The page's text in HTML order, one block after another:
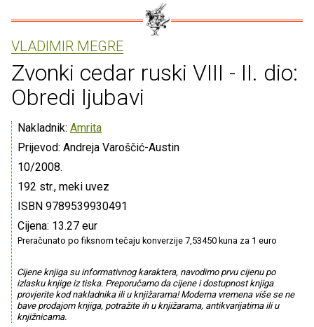
VLADIMIR MEGRE
Zvonki cedar ruski VIII - II. dio:
Obredi ljubavi
Nakladnik: Amrita
Prijevod: Andreja Varoščić-Austin
10/2008.
192 str., meki uvez
ISBN 9789539930491
Cijena: 13.27 eur
Preračunato po fiksnom tečaju konverzije 7,53450 kuna za 1 euro
Cijene knjiga su informativnog karaktera, navodimo prvu cijenu po
izlasku knjige iz tiska. Preporučamo da cijene i dostupnost knjiga
provjerite kod nakladnika ili u knjižarama! Moderna vremena više se ne
bave prodajom knjiga, potražite ih u knjižarama, antikvarijatima ili u
knjižnicama.